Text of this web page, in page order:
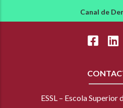
Canal de
ESSL – Escola Superior